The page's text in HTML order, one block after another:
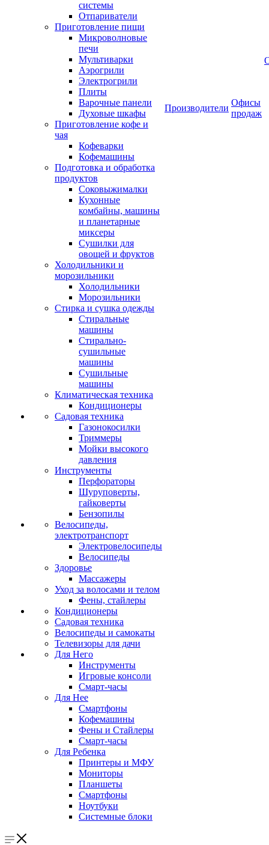
системы
Отпариватели
Приготовление пищи
Микроволновые
печи
Мультиварки
Аэрогрили
Электрогрили
Плиты
Варочные панели
Духовые шкафы
Приготовление кофе и
чая
Кофеварки
Кофемашины
Подготовка и обработка
продуктов
Соковыжималки
Кухонные
комбайны, машины
и планетарные
миксеры
Сушилки для
овощей и фруктов
Холодильники и
морозильники
Холодильники
Морозильники
Стирка и сушка одежды
Стиральные
машины
Стирально-
сушильные
машины
Сушильные
машины
Климатическая техника
Кондиционеры
Садовая техника
Газонокосилки
Триммеры
Мойки высокого
давления
Инструменты
Перфораторы
Шуруповерты,
гайковерты
Бензопилы
Велосипеды,
электротранспорт
Электровелосипеды
Велосипеды
Здоровье
Массажеры
Уход за волосами и телом
Фены, стайлеры
Кондиционеры
Садовая техника
Велосипеды и самокаты
Телевизоры для дачи
Для Него
Инструменты
Игровые консоли
Смарт-часы
Для Нее
Смартфоны
Кофемашины
Фены и Стайлеры
Смарт-часы
Для Ребенка
Принтеры и МФУ
Мониторы
Планшеты
Смартфоны
Ноутбуки
Системные блоки
Производители
Офисы
продаж